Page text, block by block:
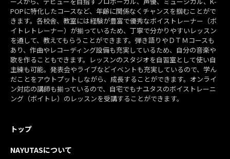
POPに特化したコースなど、年齢に関係なくチャンスを掴むことがで
きます。各校舎、教室には経験が豊富で優秀なボイストレーナー（ボ
イトレトレーナー）が揃っているため、丁寧で分かりやすいレッスン
を通して、教えてもらうことができます。弾き語りやＤＴＭコースも
あり、作曲やレコーディング設備も充実しているため、自分の音楽や
歌を作ることもできます。レッスンのスタジオを自習室として使い自
主練も可能。発表会やライブなどイベントも充実しているので、学ん
だことをアウトプットしながら、成長することができます。オンライ
ン対応の講師も揃っているので、自宅でもナユタスのボイストレーニ
ング（ボイトレ）のレッスンを受講することができます。
トップ
NAYUTASについて